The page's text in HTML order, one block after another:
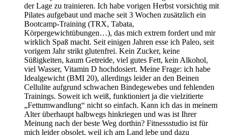
der Lage zu trainieren. Ich habe vorigen Herbst vorsichtig mit
Pilates aufgebaut und mache seit 3 Wochen zusätzlich ein
Bootcamp-Training (TRX, Tabata,
Körpergewichtübungen…), das mich extrem fordert und mir
wirklich Spaß macht. Seit einigen Jahren esse ich Paleo, seit
vorigem Jahr strikt glutenfrei. Kein Zucker, keine
Süßigkeiten, kaum Getreide, viel gutes Fett, kein Alkohol,
viel Wasser, Vitamin D hochdosiert. Meine Frage: ich habe
Idealgewicht (BMI 20), allerdings leider an den Beinen
Cellulite aufgrund schwachen Bindegewebes und fehlenden
Trainings. Soweit ich weiß, funktioniert ja die vielzitierte
„Fettumwandlung“ nicht so einfach. Kann ich das in meinem
Alter überhaupt halbwegs hinkriegen und was ist Ihrer
Meinung nach der beste Weg dorthin? Fitnessstudio ist für
mich leider obsolet, weil ich am Land lebe und dazu